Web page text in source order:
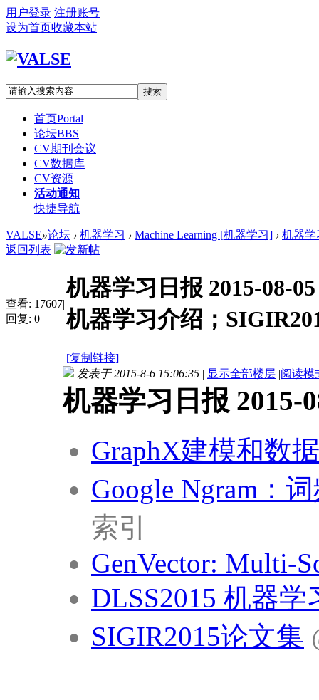
用户登录 注册账号
设为首页收藏本站
搜索
首页Portal
论坛BBS
CV期刊会议
CV数据库
CV资源
活动通知
快捷导航
VALSE»论坛 › 机器学习 › Machine Learning [机器学习] › 机器学
返回列表
查看: 17607|
回复: 0
机器学习日报 2015-08-
机器学习介绍；
[复制链接]
发表于 2015-8-6 15:06:35 | 显示全部楼层 |阅读模
机器学习日报 2015-
GraphX建模和数
Google Ngram：
索引
GenVector: Multi-
DLSS2015 机器学
SIGIR2015论文集